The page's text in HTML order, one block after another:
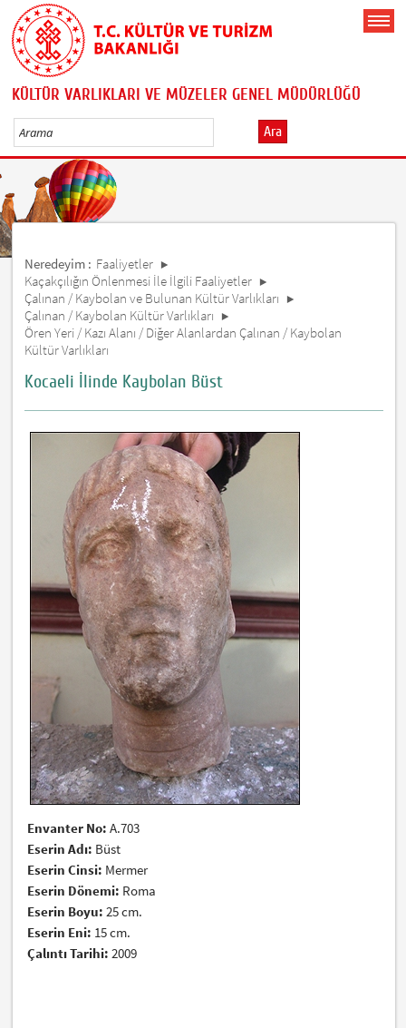
KÜLTÜR VARLIKLARI VE MÜZELER GENEL MÜDÜRLÜĞÜ
Ara
Neredeyim : Faaliyetler
Kaçakçılığın Önlenmesi İle İlgili Faaliyetler
Çalınan / Kaybolan ve Bulunan Kültür Varlıkları
Çalınan / Kaybolan Kültür Varlıkları
Ören Yeri / Kazı Alanı / Diğer Alanlardan Çalınan / Kaybolan
Kültür Varlıkları
Kocaeli İlinde Kaybolan Büst
Envanter No: A.703
Eserin Adı: Büst
Eserin Cinsi: Mermer
Eserin Dönemi: Roma
Eserin Boyu: 25 cm.
Eserin Eni: 15 cm.
Çalıntı Tarihi:2009